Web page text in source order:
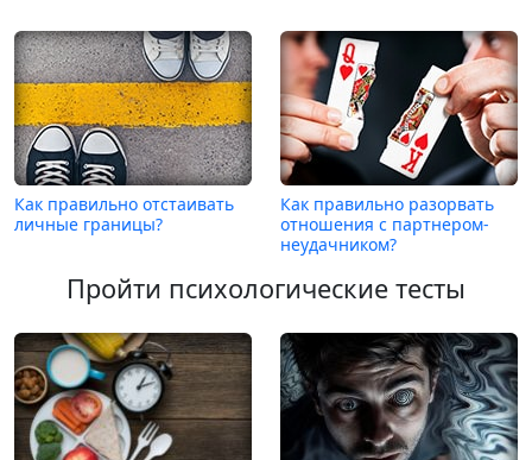
Как правильно отстаивать
личные границы?
Как правильно разорвать
отношения с партнером-
неудачником?
Пройти психологические тесты